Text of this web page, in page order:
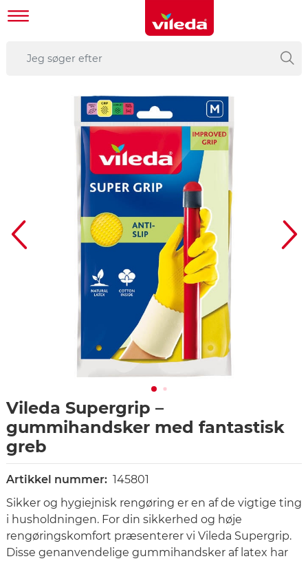
Vileda Supergrip –
gummihandsker med fantastisk
greb
Artikkel nummer: 145801
Sikker og hygiejnisk rengøring er en af de vigtige ting
i husholdningen. For din sikkerhed og høje
rengøringskomfort præsenterer vi Vileda Supergrip.
Disse genanvendelige gummihandsker af latex har